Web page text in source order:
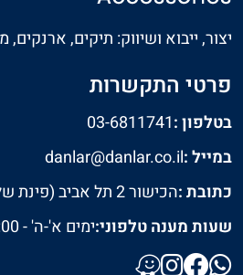
יצור, ייבוא ושיווק: תיקים, ארנקים,
פרטי התקשרות
בטלפון :03-6811741
במייל :danlar@danlar.co.il
כתובת :הכישור 2 תל אביב (פינת שלבים 16)
שעות מענה טלפוני:ימים א'-ה' - 10:00-15:00